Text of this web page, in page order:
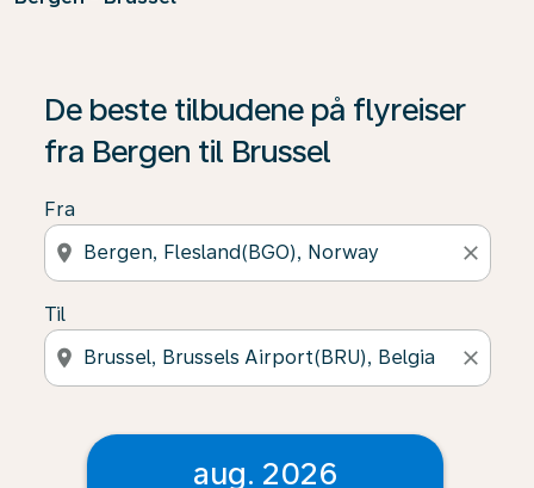
De beste tilbudene på flyreiser
fra Bergen til Brussel
Fra
location_on close
Til
location_on close
aug. 2026